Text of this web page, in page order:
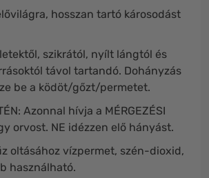
hosszan tartó károsodást
szikrától, nyílt lángtól és
távol tartandó. Dohányzás
be a ködöt/gőzt/permetet.
Azonnal hívja a MÉRGEZÉSI
orvost. NE idézzen elő hányást.
oltásához vízpermet, szén-dioxid,
használható.